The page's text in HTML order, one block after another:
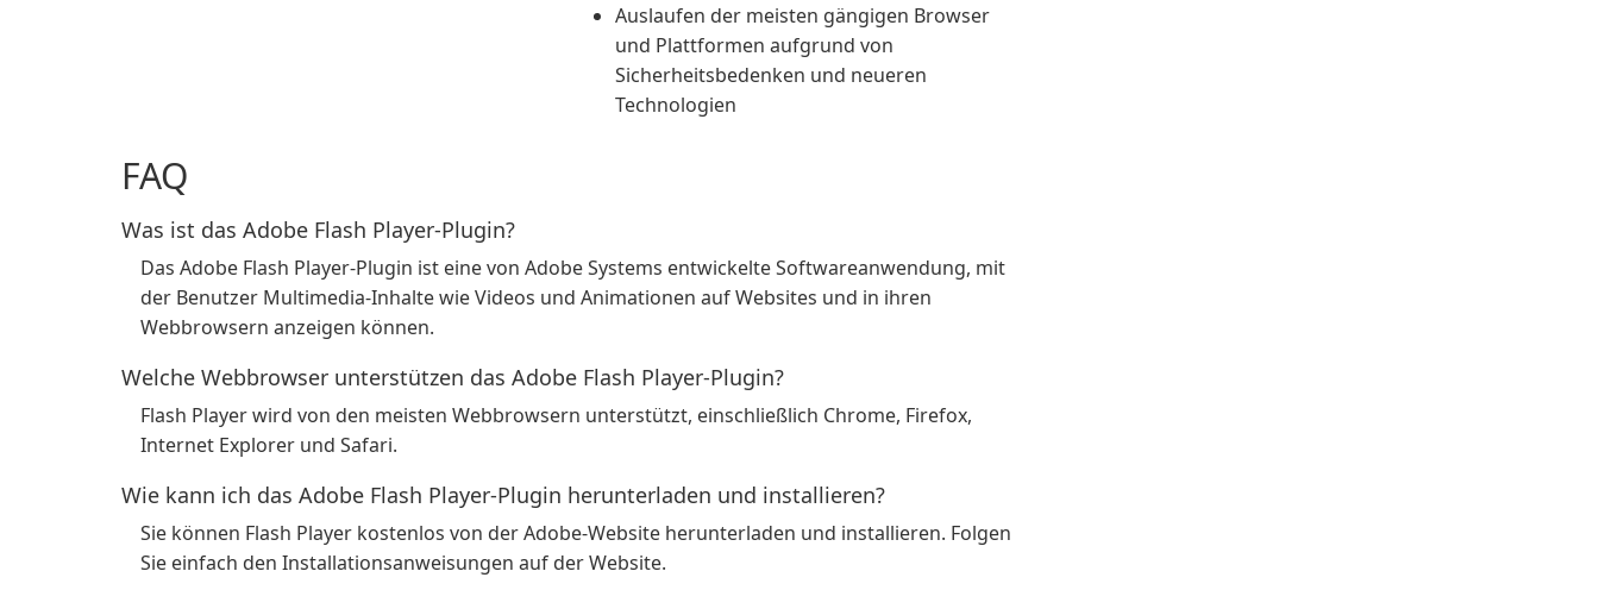
Auslaufen der meisten gängigen Browser
und Plattformen aufgrund von
Sicherheitsbedenken und neueren
Technologien
FAQ
Was ist das Adobe Flash Player-Plugin?
Das Adobe Flash Player-Plugin ist eine von Adobe Systems entwickelte Softwareanwendung, mit
der Benutzer Multimedia-Inhalte wie Videos und Animationen auf Websites und in ihren
Webbrowsern anzeigen können.
Welche Webbrowser unterstützen das Adobe Flash Player-Plugin?
Flash Player wird von den meisten Webbrowsern unterstützt, einschließlich Chrome, Firefox,
Internet Explorer und Safari.
Wie kann ich das Adobe Flash Player-Plugin herunterladen und installieren?
Sie können Flash Player kostenlos von der Adobe-Website herunterladen und installieren. Folgen
Sie einfach den Installationsanweisungen auf der Website.